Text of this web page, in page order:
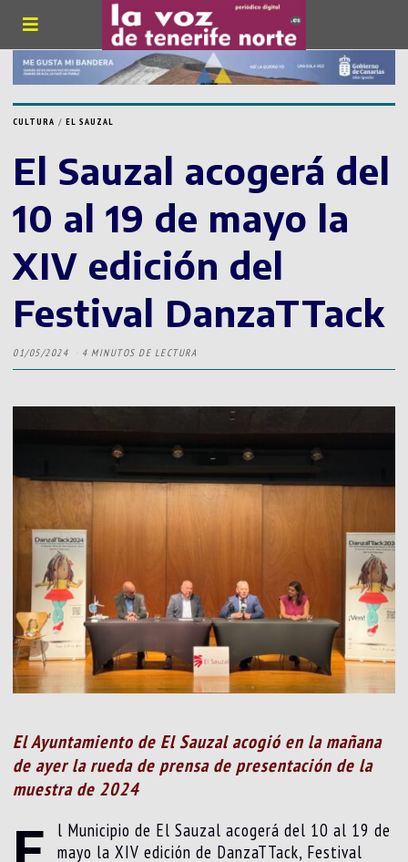
CULTURA / EL SAUZAL
El Sauzal acogerá del
10 al 19 de mayo la
XIV edición del
Festival DanzaTTack
01/05/2024 4 MINUTOS DE LECTURA
El Ayuntamiento de El Sauzal acogió en la mañana
de ayer la rueda de prensa de presentación de la
muestra de 2024
E
l Municipio de El Sauzal acogerá del 10 al 19 de
mayo la XIV edición de DanzaTTack, Festival